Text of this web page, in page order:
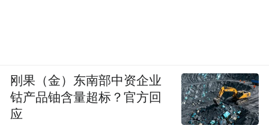
刚果（金）东南部中资企业
钴产品铀含量超标？官方回
应